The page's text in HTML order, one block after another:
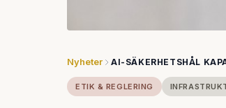
Nyheter AI-SÄKERHETSHÅL
ETIK & REGLERING